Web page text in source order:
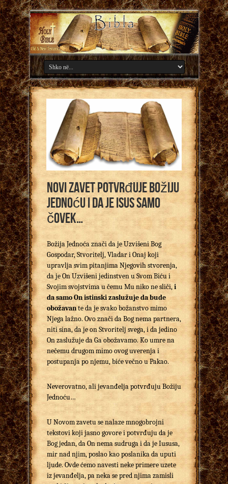
Novi zavet potvrđuje Božiju
Jednoću i da je Isus samo
čovek…
Božija Jednoća znači da je Uzvišeni Bog
Gospodar, Stvoritelj, Vladar i Onaj koji
upravlja svim pitanjima Njegovih stvorenja,
da je On Uzvišeni jedinstven u Svom Biću i
Svojim svojstvima u čemu Mu niko ne sliči,i
da samo On istinski zaslužuje da bude
obožavante da je svako božanstvo mimo
Njega lažno. Ovo znači da Bog nema partnera,
niti sina, da je on Stvoritelj svega, i da jedino
On zaslužuje da Ga obožavamo. Ko umre na
nečemu drugom mimo ovog uverenja i
postupanja po njemu, biće večno u Pakao.
Neverovatno, ali jevanđelja potvrđuju Božiju
Jednoću…
U Novom zavetu se nalaze mnogobrojni
tekstovi koji jasno govore i potvrđuju da je
Bog jedan, da On nema sudruga i da je Iususa,
mir nad njim, poslao kao poslanika da uputi
ljude. Ovde ćemo navesti neke primere uzete
iz jevanđelja, pa neka se pred njima zamisli